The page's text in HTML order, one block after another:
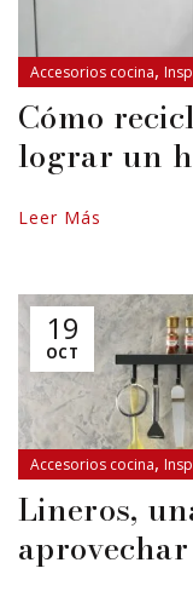
Accesorios cocina,
Cómo
lograr un
Leer Más
19
OCT
Accesorios cocina,
Lineros,